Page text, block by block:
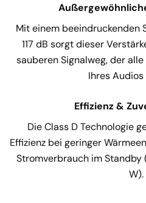
Mit einem beeindruckenden
117 dB sorgt dieser
sauberen Signalweg, der
Ihres
Effizienz &
Die Class D Technologie
Effizienz bei geringer
Stromverbrauch im Standby
W).